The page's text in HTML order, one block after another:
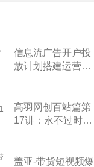
信息流广告开户投
放计划搭建运营数
高羽网创百站篇第
17讲：永不过时算
盖亚-带货短视频爆